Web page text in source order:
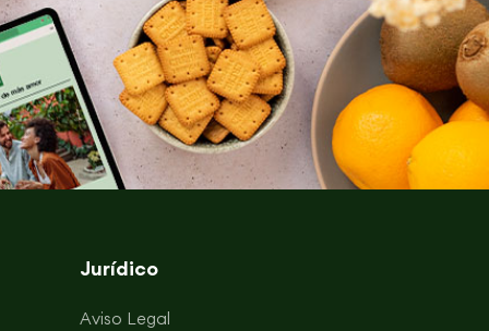
Jurídico
Aviso Legal